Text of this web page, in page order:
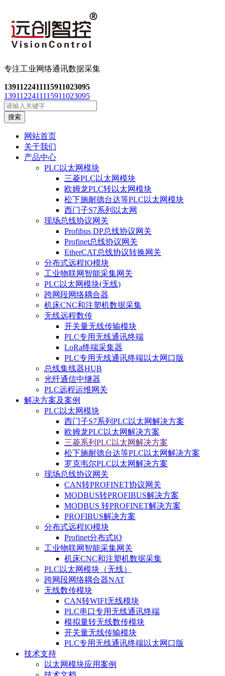
专注工业网络通讯数据采集
1391122411115911023095
1391122411115911023095
搜索
网站首页
关于我们
产品中心
PLC以太网模块
三菱PLC以太网模块
欧姆龙PLC转以太网模块
松下施耐德台达等PLC以太网模块
西门子S7系列以太网
现场总线协议网关
Profibus DP总线协议网关
Profinet总线协议网关
EtherCAT总线协议转换网关
分布式远程IO模块
工业物联网智能采集网关
PLC以太网模块(无线)
跨网段网络耦合器
机床CNC和注塑机数据采集
无线远程数传
开关量无线传输模块
PLC专用无线通讯终端
LoRa终端采集器
PLC专用无线通讯终端以太网口版
总线集线器HUB
光纤通信中继器
PLC远程运维网关
解决方案及案例
PLC以太网模块
西门子S7系列PLC以太网解决方案
欧姆龙PLC以太网解决方案
三菱系列PLC以太网解决方案
松下施耐德台达等PLC以太网解决方案
罗克韦尔PLC以太网解决方案
现场总线协议网关
CAN转PROFINET协议网关
MODBUS转PROFIBUS解决方案
MODBUS 转PROFINET解决方案
PROFIBUS解决方案
分布式远程IO模块
Profinet分布式IO
工业物联网智能采集网关
机床CNC和注塑机数据采集
PLC以太网模块（无线）
跨网段网络耦合器NAT
无线数传模块
CAN转WIFI无线模块
PLC串口专用无线通讯终端
模拟量转无线数传模块
开关量无线传输模块
PLC专用无线通讯终端以太网口版
技术支持
以太网模块应用案例